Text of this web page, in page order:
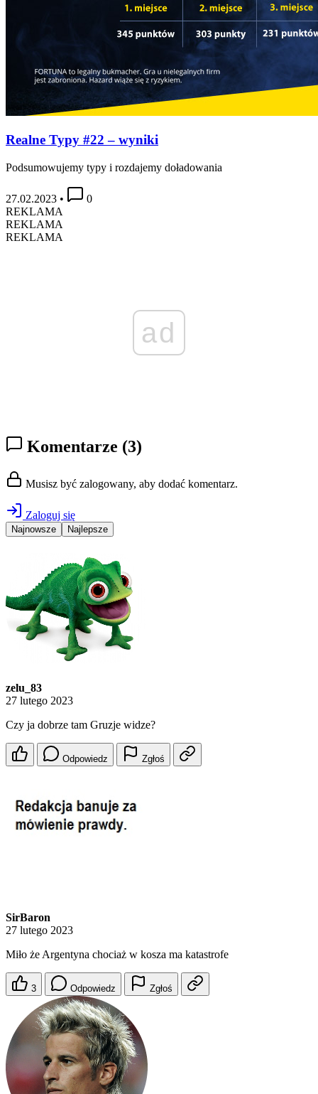
Realne Typy #22 – wyniki
Podsumowujemy typy i rozdajemy doładowania
27.02.2023 •
0
REKLAMA
REKLAMA
REKLAMA
ad
Komentarze (3)
Musisz być zalogowany, aby dodać komentarz.
Zaloguj się
Najnowsze Najlepsze
zelu_83
27 lutego 2023
Czy ja dobrze tam Gruzje widze?
Odpowiedz Zgłoś
SirBaron
27 lutego 2023
Miło że Argentyna chociaż w kosza ma katastrofe
3 Odpowiedz Zgłoś